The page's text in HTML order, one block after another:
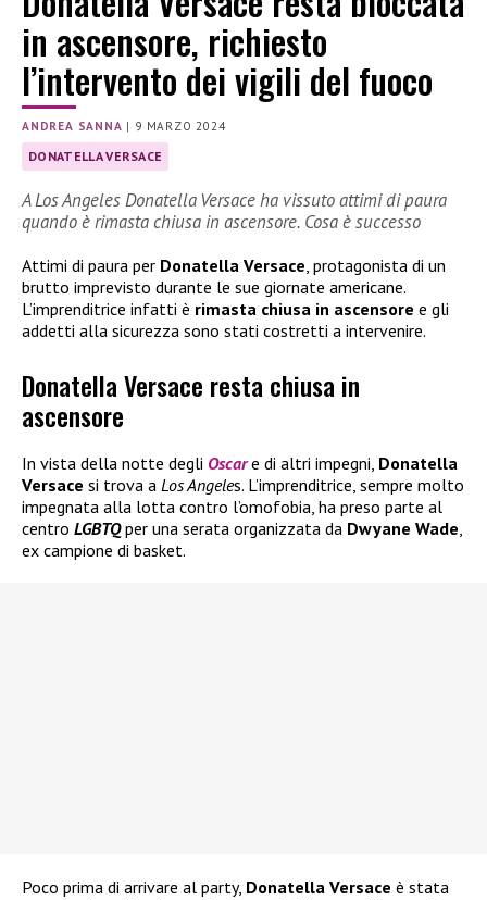
in ascensore, richiesto
l’intervento dei vigili del fuoco
ANDREA SANNA | 9 MARZO 2024
DONATELLA VERSACE
A Los Angeles Donatella Versace ha vissuto attimi di paura
quando è rimasta chiusa in ascensore. Cosa è successo
Attimi di paura per Donatella Versace , protagonista di un
brutto imprevisto durante le sue giornate americane.
L’imprenditrice infatti è rimasta chiusa in ascensore e gli
addetti alla sicurezza sono stati costretti a intervenire.
Donatella Versace resta chiusa in
ascensore
In vista della notte degli Oscar e di altri impegni, Donatella
Versace si trova a Los Angeles. L’imprenditrice, sempre molto
impegnata alla lotta contro l’omofobia, ha preso parte al
centro LGBTQper una serata organizzata da Dwyane Wade,
ex campione di basket.
Poco prima di arrivare al party, Donatella Versace è stata